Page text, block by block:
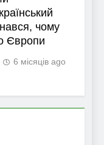
чому
Європи
6 місяців ago